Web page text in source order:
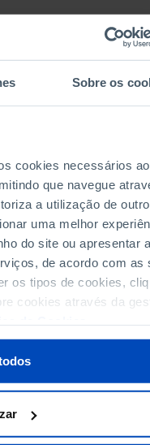
Sobre os
cookies necessários ao
que navegue
a utilização de
uma melhor
do site ou apresentar
de acordo com as
os tipos de cookies,
cookies através da